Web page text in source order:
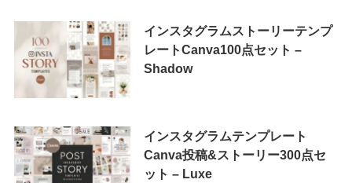
インスタグラムストーリーテンプ
レートCanva100点セット –
Shadow
インスタグラムテンプレート
Canva投稿&ストーリー300点セ
ット – Luxe